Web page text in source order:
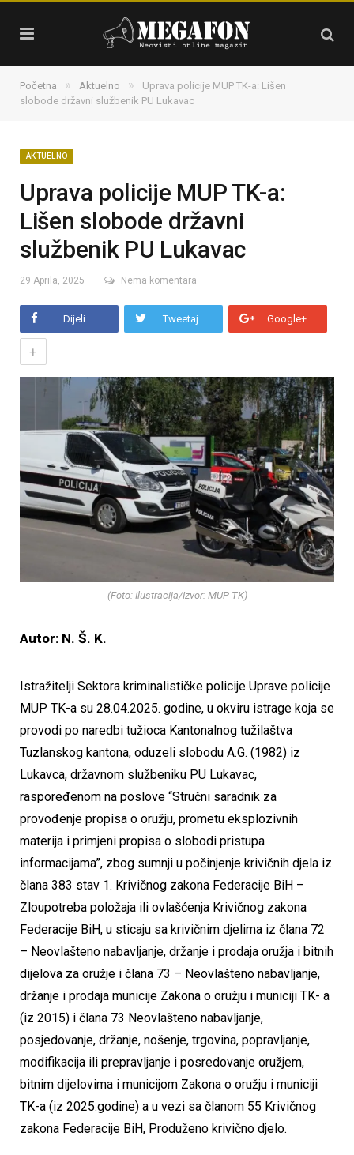
Početna » Aktuelno »
Uprava policije MUP TK-a: Lišen
slobode državni službenik PU Lukavac
AKTUELNO
Uprava policije MUP TK-a:
Lišen slobode državni
službenik PU Lukavac
29 Aprila, 2025 Nema komentara
Dijeli Tweetaj Google+
+
(Foto: Ilustracija/Izvor: MUP TK)
Autor: N. Š. K.
Istražitelji Sektora kriminalističke policije Uprave policije
MUP TK-a su 28.04.2025. godine, u okviru istrage koja se
provodi po naredbi tužioca Kantonalnog tužilaštva
Tuzlanskog kantona, oduzeli slobodu A.G. (1982) iz
Lukavca, državnom službeniku PU Lukavac,
raspoređenom na poslove “Stručni saradnik za
provođenje propisa o oružju, prometu eksplozivnih
materija i primjeni propisa o slobodi pristupa
informacijama”, zbog sumnji u počinjenje krivičnih djela iz
člana 383 stav 1. Krivičnog zakona Federacije BiH –
Zloupotreba položaja ili ovlašćenja Krivičnog zakona
Federacije BiH, u sticaju sa krivičnim djelima iz člana 72
– Neovlašteno nabavljanje, držanje i prodaja oružja i bitnih
dijelova za oružje i člana 73 – Neovlašteno nabavljanje,
držanje i prodaja municije Zakona o oružju i municiji TK- a
(iz 2015) i člana 73 Neovlašteno nabavljanje,
posjedovanje, držanje, nošenje, trgovina, popravljanje,
modifikacija ili prepravljanje i posredovanje oružjem,
bitnim dijelovima i municijom Zakona o oružju i municiji
TK-a (iz 2025.godine) a u vezi sa članom 55 Krivičnog
zakona Federacije BiH, Produženo krivično djelo.